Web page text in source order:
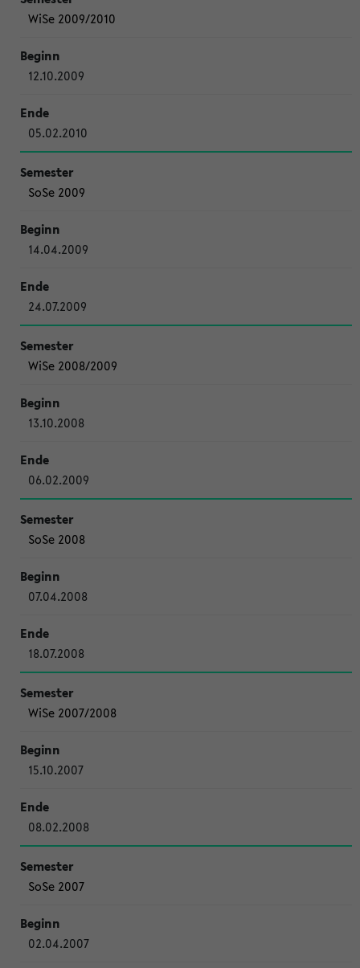
WiSe 2009/2010
12.10.2009
05.02.2010
SoSe 2009
14.04.2009
24.07.2009
WiSe 2008/2009
13.10.2008
06.02.2009
SoSe 2008
07.04.2008
18.07.2008
WiSe 2007/2008
15.10.2007
08.02.2008
SoSe 2007
02.04.2007